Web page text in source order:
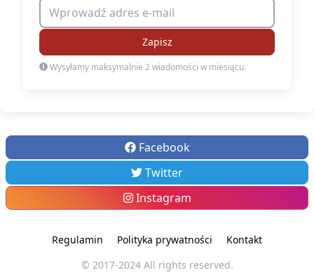
Zapisz
Wysyłamy maksymalnie 2 wiadomości w miesiącu.
Facebook
Twitter
Instagram
Regulamin Polityka prywatności
Kontakt
© 2017-2024 All rights reserved.